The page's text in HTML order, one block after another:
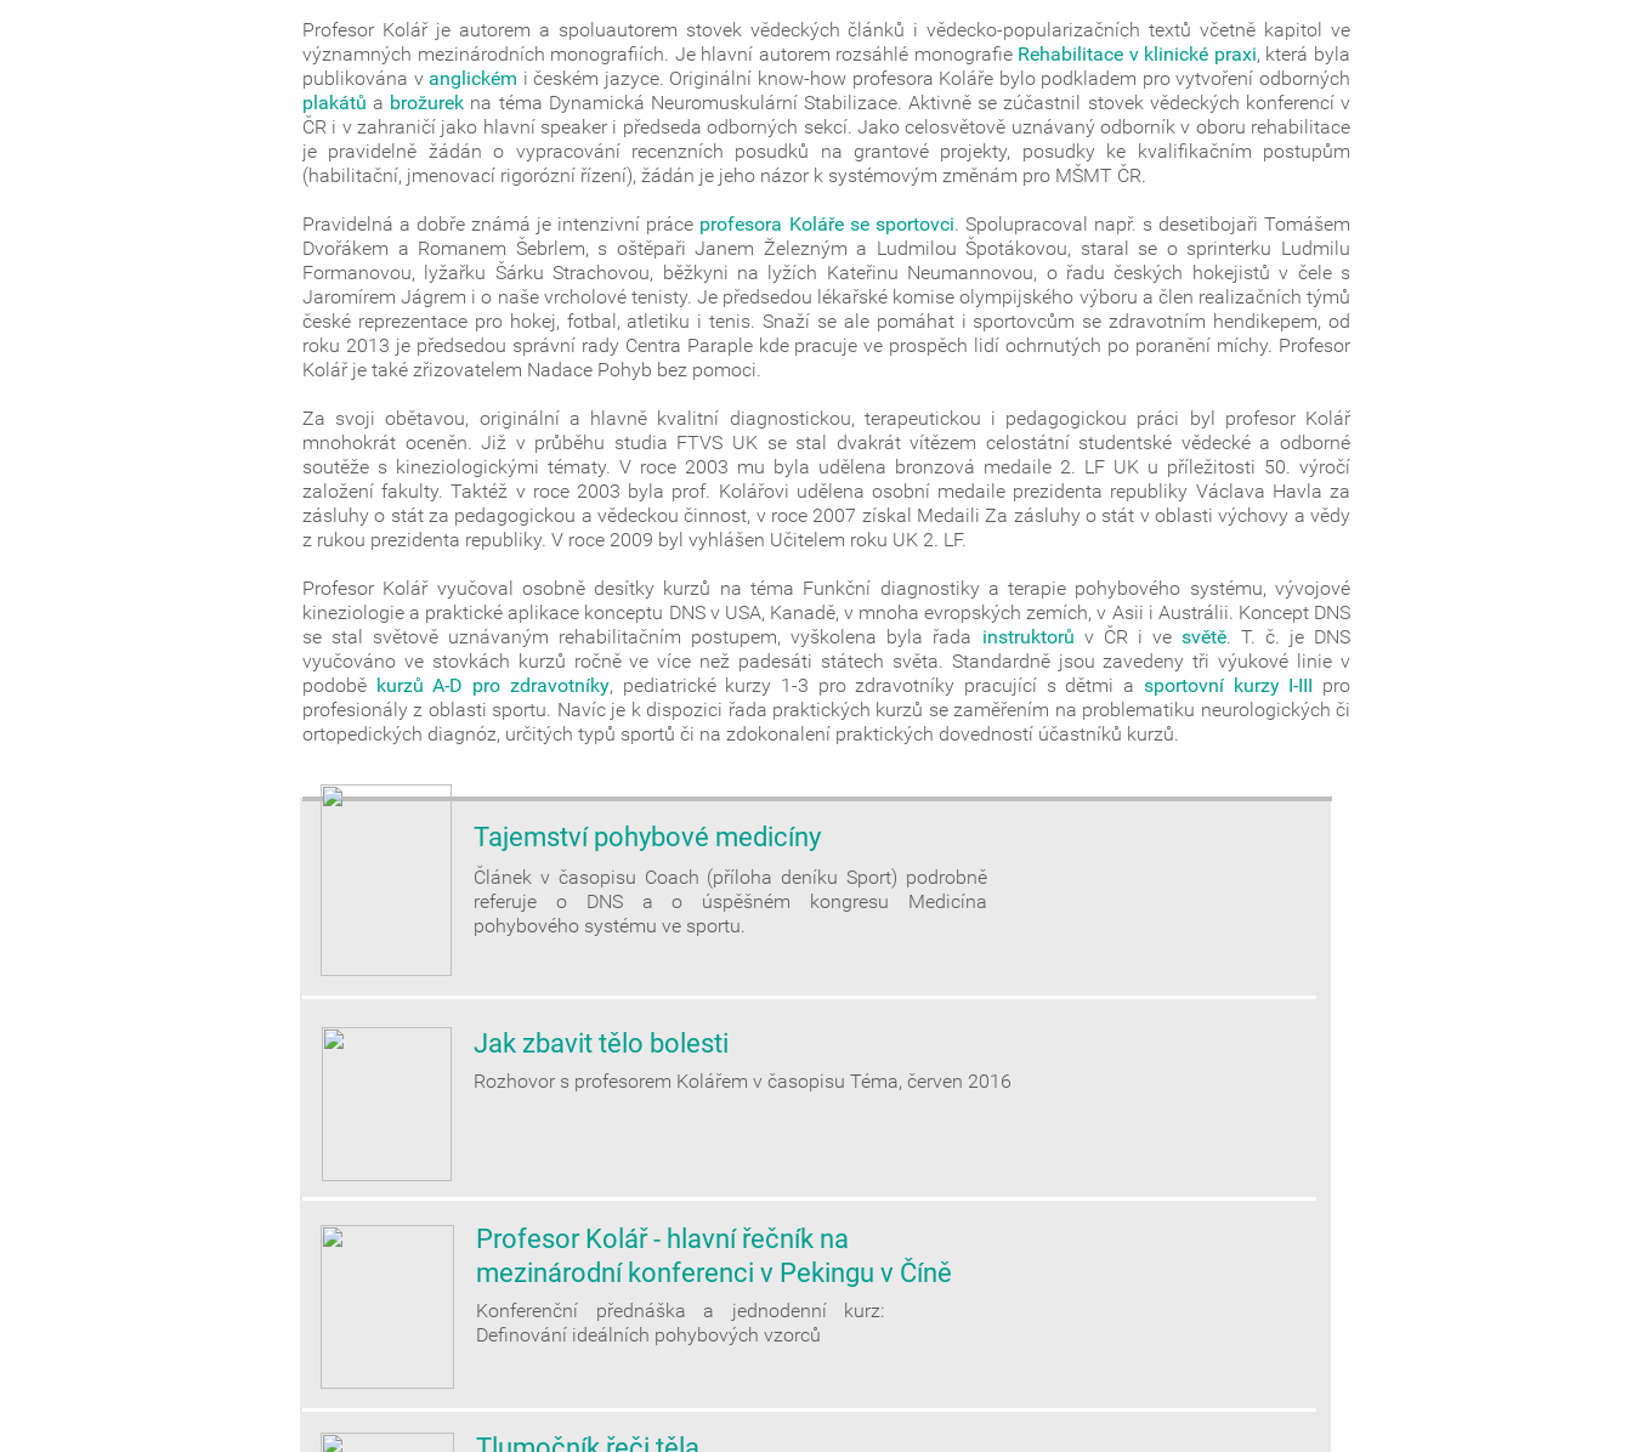
Profesor Kolář je autorem a spoluautorem stovek vědeckých článků i vědecko-popularizačních textů včetně kapitol ve
významných mezinárodních monografiích. Je hlavní autorem rozsáhlé monografie Rehabilitace v klinické praxi, která byla
publikována v anglickém i českém jazyce. Originální know-how profesora Koláře bylo podkladem pro vytvoření odborných
plakátů a brožurek na téma Dynamická Neuromuskulární Stabilizace. Aktivně se zúčastnil stovek vědeckých konferencí v
ČR i v zahraničí jako hlavní speaker i předseda odborných sekcí. Jako celosvětově uznávaný odborník v oboru rehabilitace
je pravidelně žádán o vypracování recenzních posudků na grantové projekty, posudky ke kvalifikačním postupům
(habilitační, jmenovací rigorózní řízení), žádán je jeho názor k systémovým změnám pro MŠMT ČR.
Pravidelná a dobře známá je intenzivní práce profesora Koláře se sportovci. Spolupracoval např. s desetibojaři Tomášem
Dvořákem a Romanem Šebrlem, s oštěpaři Janem Železným a Ludmilou Špotákovou, staral se o sprinterku Ludmilu
Formanovou, lyžařku Šárku Strachovou, běžkyni na lyžích Kateřinu Neumannovou, o řadu českých hokejistů v čele s
Jaromírem Jágrem i o naše vrcholové tenisty. Je předsedou lékařské komise olympijského výboru a člen realizačních týmů
české reprezentace pro hokej, fotbal, atletiku i tenis. Snaží se ale pomáhat i sportovcům se zdravotním hendikepem, od
roku 2013 je předsedou správní rady Centra Paraple kde pracuje ve prospěch lidí ochrnutých po poranění míchy. Profesor
Kolář je také zřizovatelem Nadace Pohyb bez pomoci.
Za svoji obětavou, originální a hlavně kvalitní diagnostickou, terapeutickou i pedagogickou práci byl profesor Kolář
mnohokrát oceněn. Již v průběhu studia FTVS UK se stal dvakrát vítězem celostátní studentské vědecké a odborné
soutěže s kineziologickými tématy. V roce 2003 mu byla udělena bronzová medaile 2. LF UK u příležitosti 50. výročí
založení fakulty. Taktéž v roce 2003 byla prof. Kolářovi udělena osobní medaile prezidenta republiky Václava Havla za
zásluhy o stát za pedagogickou a vědeckou činnost, v roce 2007 získal Medaili Za zásluhy o stát v oblasti výchovy a vědy
z rukou prezidenta republiky. V roce 2009 byl vyhlášen Učitelem roku UK 2. LF.
Profesor Kolář vyučoval osobně desítky kurzů na téma Funkční diagnostiky a terapie pohybového systému, vývojové
kineziologie a praktické aplikace konceptu DNS v USA, Kanadě, v mnoha evropských zemích, v Asii i Austrálii. Koncept DNS
se stal světově uznávaným rehabilitačním postupem, vyškolena byla řada instruktorů v ČR i ve světě. T. č. je DNS
vyučováno ve stovkách kurzů ročně ve více než padesáti státech světa. Standardně jsou zavedeny tři výukové linie v
podobě kurzů A-D pro zdravotníky, pediatrické kurzy 1-3 pro zdravotníky pracující s dětmi a sportovní kurzy I-III pro
profesionály z oblasti sportu. Navíc je k dispozici řada praktických kurzů se zaměřením na problematiku neurologických či
ortopedických diagnóz, určitých typů sportů či na zdokonalení praktických dovedností účastníků kurzů.
Tajemství pohybové medicíny
Článek v časopisu Coach (příloha deníku Sport) podrobně
referuje o DNS a o úspěšném kongresu Medicína
pohybového systému ve sportu.
Jak zbavit tělo bolesti
Rozhovor s profesorem Kolářem v časopisu Téma, červen 2016
Profesor Kolář - hlavní řečník na
mezinárodní konferenci v Pekingu v Číně
Konferenční přednáška a jednodenní kurz:
Definování ideálních pohybových vzorců